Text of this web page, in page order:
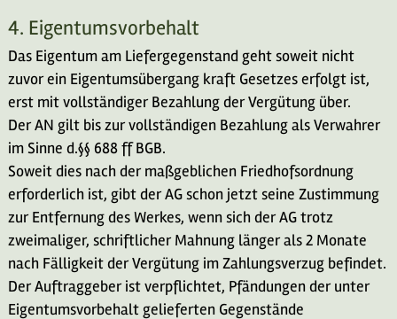
4. Eigentumsvorbehalt
Das Eigentum am Liefergegenstand geht soweit nicht
zuvor ein Eigentumsübergang kraft Gesetzes erfolgt ist,
erst mit vollständiger Bezahlung der Vergütung über.
Der AN gilt bis zur vollständigen Bezahlung als Verwahrer
im Sinne d.§§ 688 ff BGB.
Soweit dies nach der maßgeblichen Friedhofsordnung
erforderlich ist, gibt der AG schon jetzt seine Zustimmung
zur Entfernung des Werkes, wenn sich der AG trotz
zweimaliger, schriftlicher Mahnung länger als 2 Monate
nach Fälligkeit der Vergütung im Zahlungsverzug befindet.
Der Auftraggeber ist verpflichtet, Pfändungen der unter
Eigentumsvorbehalt gelieferten Gegenstände